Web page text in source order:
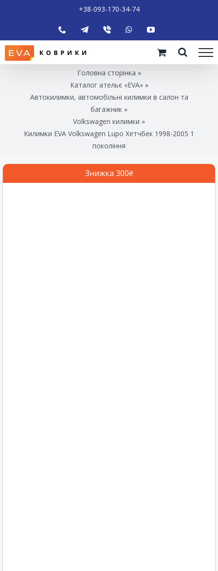
+38-093-170-34-74
Головна сторінка »
Каталог ательє «EVA»»
Автокилимки, автомобільні килимки в салон та
багажник »
Volkswagen килимки »
Килимки EVA Volkswagen Lupo Хетчбек 1998-2005 1
покоління
Знижка 300₴